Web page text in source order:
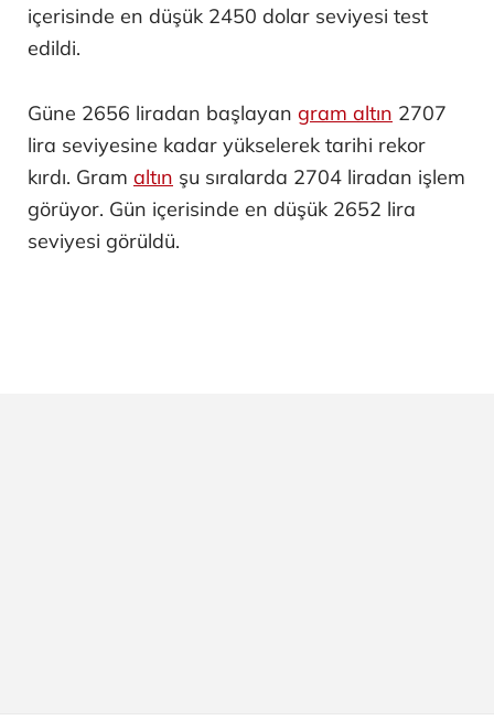
içerisinde en düşük 2450 dolar seviyesi test
edildi.
Güne 2656 liradan başlayan gram altın 2707
lira seviyesine kadar yükselerek tarihi rekor
kırdı. Gram altın şu sıralarda 2704 liradan işlem
görüyor. Gün içerisinde en düşük 2652 lira
seviyesi görüldü.